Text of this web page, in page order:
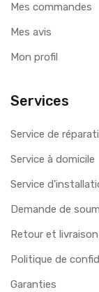
Mes commandes
Mes avis
Mon profil
Services
Service de
Service à domicile
Service
Demande de
Retour et livraison
Politique de
Garanties